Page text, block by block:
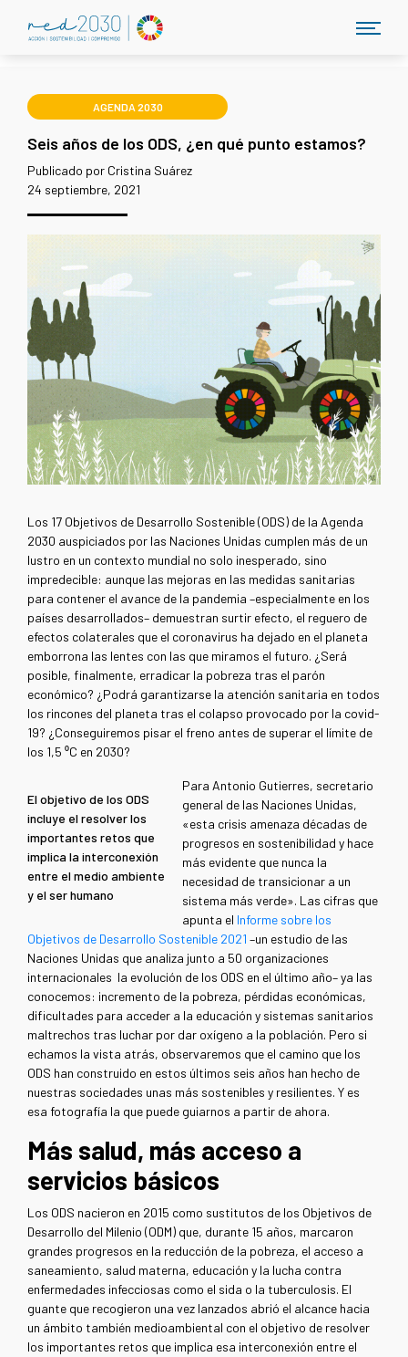
AGENDA 2030
Seis años de los ODS, ¿en qué punto estamos?
Publicado por Cristina Suárez
24 septiembre, 2021
Los 17 Objetivos de Desarrollo Sostenible (ODS) de la Agenda
2030 auspiciados por las Naciones Unidas cumplen más de un
lustro en un contexto mundial no solo inesperado, sino
impredecible: aunque las mejoras en las medidas sanitarias
para contener el avance de la pandemia –especialmente en los
países desarrollados– demuestran surtir efecto, el reguero de
efectos colaterales que el coronavirus ha dejado en el planeta
emborrona las lentes con las que miramos el futuro. ¿Será
posible, finalmente, erradicar la pobreza tras el parón
económico? ¿Podrá garantizarse la atención sanitaria en todos
los rincones del planeta tras el colapso provocado por la covid-
19? ¿Conseguiremos pisar el freno antes de superar el límite de
los 1,5 ⁰C en 2030?
El objetivo de los ODS
incluye el resolver los
importantes retos que
implica la interconexión
entre el medio ambiente
y el ser humano
Para Antonio Gutierres, secretario
general de las Naciones Unidas,
«esta crisis amenaza décadas de
progresos en sostenibilidad y hace
más evidente que nunca la
necesidad de transicionar a un
sistema más verde». Las cifras que
apunta el Informe sobre los
Objetivos de Desarrollo Sostenible 2021 –un estudio de las
Naciones Unidas que analiza junto a 50 organizaciones
internacionales la evolución de los ODS en el último año– ya las
conocemos: incremento de la pobreza, pérdidas económicas,
dificultades para acceder a la educación y sistemas sanitarios
maltrechos tras luchar por dar oxígeno a la población. Pero si
echamos la vista atrás, observaremos que el camino que los
ODS han construido en estos últimos seis años han hecho de
nuestras sociedades unas más sostenibles y resilientes. Y es
esa fotografía la que puede guiarnos a partir de ahora.
Más salud, más acceso a
servicios básicos
Los ODS nacieron en 2015 como sustitutos de los Objetivos de
Desarrollo del Milenio (ODM) que, durante 15 años, marcaron
grandes progresos en la reducción de la pobreza, el acceso a
saneamiento, salud materna, educación y la lucha contra
enfermedades infecciosas como el sida o la tuberculosis. El
guante que recogieron una vez lanzados abrió el alcance hacia
un ámbito también medioambiental con el objetivo de resolver
los importantes retos que implica esa interconexión entre el